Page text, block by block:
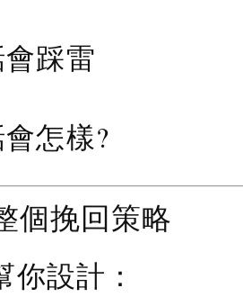
踩雷
怎樣?
個挽回策略
設計：